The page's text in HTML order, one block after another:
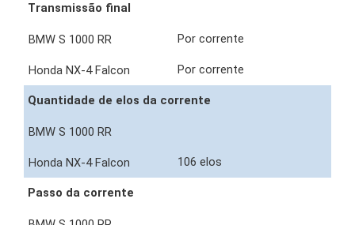
Transmissão final
Por corrente
Por corrente
Quantidade de elos da corrente
106 elos
Passo da corrente